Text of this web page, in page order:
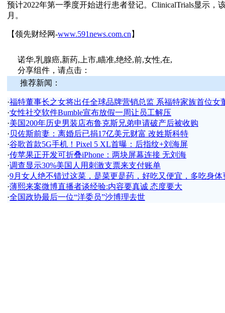
预计2022年第一季度开始进行患者登记。ClinicalTrials显示，
月。
【领先财经网-www.591news.com.cn 】
诺华,乳腺癌,新药,上市,瞄准,绝经,前,女性,在,
分享组件，请点击：
推荐新闻：
·福特董事长之女将出任全球品牌营销总监 系福特家族首位女
·女性社交软件Bumble宣布放假一周让员工解压
·美国200年历史男装店布鲁克斯兄弟申请破产后被收购
·贝佐斯前妻：离婚后已捐17亿美元财富 改姓斯科特
·谷歌首款5G手机！Pixel 5 XL首曝：后指纹+刘海屏
·传苹果正开发可折叠iPhone：两块屏幕连接 无刘海
·调查显示30%美国人用刺激支票来支付账单
·9月女人绝不错过这菜，是菜更是药，好吃又便宜，多吃身体
·薄熙来案微博直播者谈经验:内容要真诚 态度要大
·全国政协最后一位“洋委员”沙博理去世